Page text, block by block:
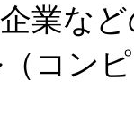
業な
コン